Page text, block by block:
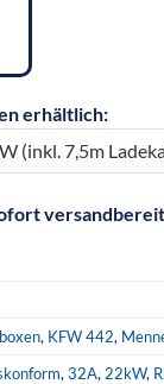
erhältlich:
versandbereit
, KFW 442,
, 32A, 22kW,